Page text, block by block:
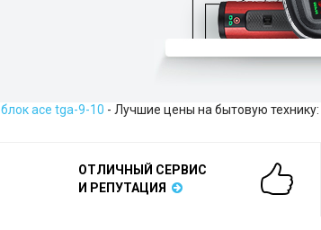
блок ace tga-9-10 - Лучшие цены на бытовую технику:
ОТЛИЧНЫЙ СЕРВИС
И РЕПУТАЦИЯ